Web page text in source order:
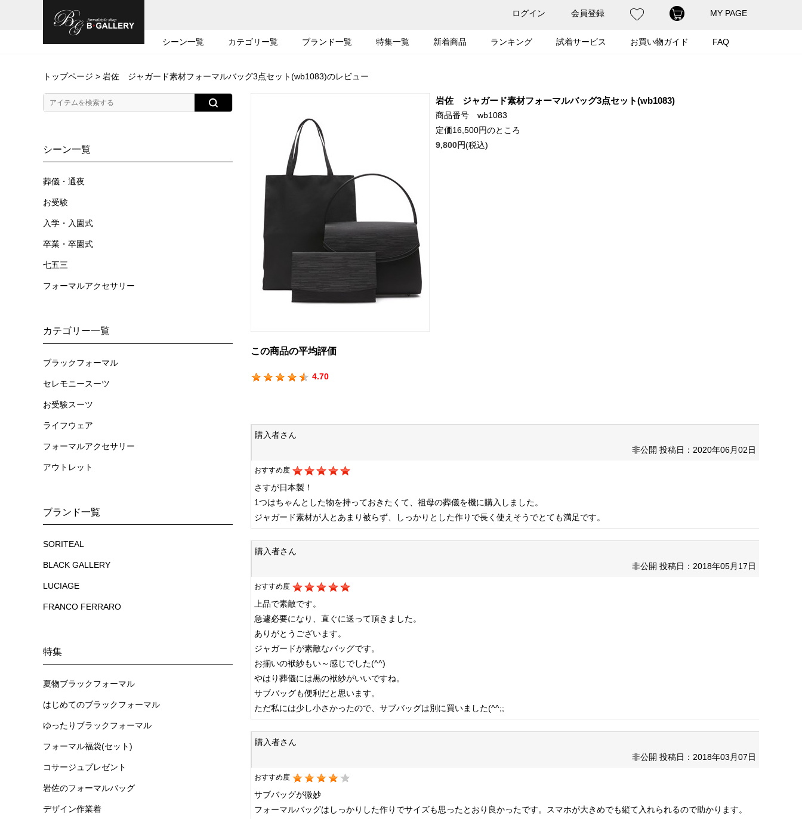
ログイン 会員登録 MY PAGE
シーン一覧 カテゴリー覧 ブランド一覧 特集一覧 新着商品 ランキング 試着サービス お買い物ガイド FAQ
トップページ > 岩佐 ジャガード素材フォーマルバッグ3点セット(wb1083)のレビュー
シーン一覧
葬儀・通夜
お受験
入学・入園式
卒業・卒園式
七五三
フォーマルアクセサリー
カテゴリー一覧
ブラックフォーマル
セレモニースーツ
お受験スーツ
ライフウェア
フォーマルアクセサリー
アウトレット
ブランド一覧
SORITEAL
BLACK GALLERY
LUCIAGE
FRANCO FERRARO
特集
夏物ブラックフォーマル
はじめてのブラックフォーマル
ゆったりブラックフォーマル
フォーマル福袋(セット)
コサージュプレゼント
岩佐のフォーマルバッグ
デザイン作業着
岩佐 ジャガード素材フォーマルバッグ3点セット(wb1083)
商品番号 wb1083
定価16,500円のところ
9,800円(税込)
この商品の平均評価
4.70
購入者さん
非公開 投稿日：2020年06月02日
おすすめ度
さすが日本製！
1つはちゃんとした物を持っておきたくて、祖母の葬儀を機に購入しました。
ジャガード素材が人とあまり被らず、しっかりとした作りで長く使えそうでとても満足です。
購入者さん
非公開 投稿日：2018年05月17日
おすすめ度
上品で素敵です。
急遽必要になり、直ぐに送って頂きました。
ありがとうございます。
ジャガードが素敵なバッグです。
お揃いの袱紗もい～感じでした(^^)
やはり葬儀には黒の袱紗がいいですね。
サブバッグも便利だと思います。
ただ私には少し小さかったので、サブバッグは別に買いました(^^;;
購入者さん
非公開 投稿日：2018年03月07日
おすすめ度
サブバッグが微妙
フォーマルバッグはしっかりした作りでサイズも思ったとおり良かったです。スマホが大きめでも縦て入れられるので助かります。